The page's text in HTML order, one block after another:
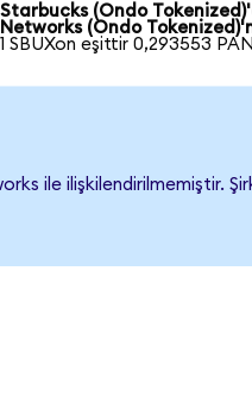
Starbucks (Ondo
Networks (Ondo
1 SBUXon eşittir 0,293553
ile ilişkilendirilmemiştir.